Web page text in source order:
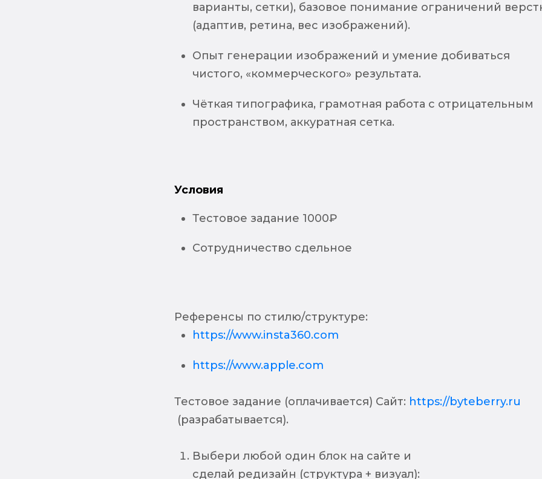
варианты, сетки), базовое понимание ограничений
(адаптив, ретина, вес изображений).
Опыт генерации изображений и умение добиваться
чистого, «коммерческого» результата.
Чёткая типографика, грамотная работа с отрицательным
пространством, аккуратная сетка.
Условия
Тестовое задание 1000₽
Сотрудничество сдельное
Референсы по стилю/структуре:
https://www.insta360.com
https://www.apple.com
Тестовое задание (оплачивается) Сайт: https://byteberry.ru
(разрабатывается).
Выбери любой один блок на сайте и
сделай редизайн (структура + визуал):